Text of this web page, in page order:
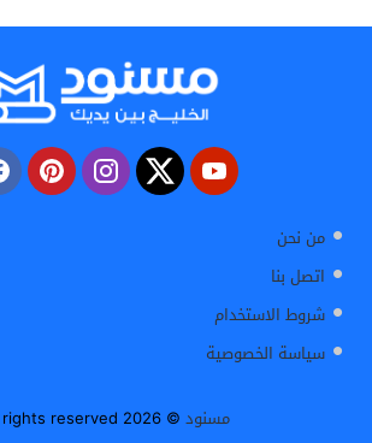
من نحن
اتصل بنا
شروط الاستخدام
سياسة الخصوصية
مسنود © 2026 All rights reserved.